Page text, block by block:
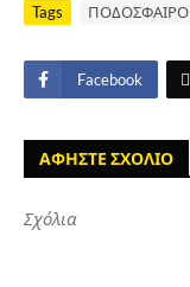
Tags ΠΟΔΟΣΦΑΙΡΟ
Facebook
ΑΦΗΣΤΕ ΣΧΟΛΙΟ
Σχόλια